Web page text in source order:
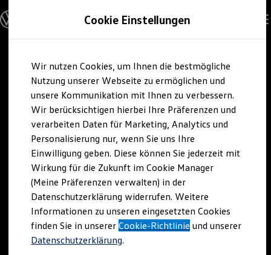
Hauptinhalt
springen
Footer
springen
Modelle und Konfigurator
Konfigurator
Modelle vergleichen
Elektroautos
ENERGY Sondermodelle
Nutzfahrzeuge
SUV und CUV
Familienautos
Kombis
Kompaktwagen
Sportwagen
Schnell verfügbare Fahrzeuge
Angebote und Produkte
Aktuelle Angebote
E-Auto-Förderung
Volkswagen Marktplatz
Die ENERGY Sondermodelle
Junge Gebrauchtwagen und Gebrauchtwagen
Volkswagen Zertifizierte Gebrauchtwagen
Elektromobilität bei Gebrauchtwagen
Cookie Einstellungen
Wir nutzen Cookies, um Ihnen die bestmögliche
Nutzung unserer Webseite zu ermöglichen und
unsere Kommunikation mit Ihnen zu verbessern.
Wir berücksichtigen hierbei Ihre Präferenzen und
verarbeiten Daten für Marketing, Analytics und
Personalisierung nur, wenn Sie uns Ihre
Einwilligung geben. Diese können Sie jederzeit mit
Wirkung für die Zukunft im Cookie Manager
(Meine Präferenzen verwalten) in der
Datenschutzerklärung widerrufen. Weitere
Informationen zu unseren eingesetzten Cookies
finden Sie in unsererCookie-Richtlinie und unserer
Datenschutzerklärung.